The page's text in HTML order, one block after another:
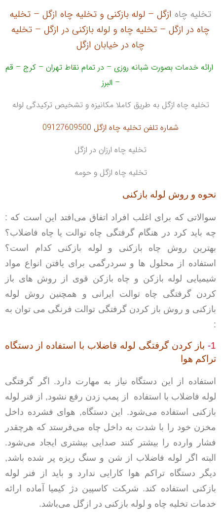
تخلیه چاه ازگل – لوله بازکنی و تخلیه چاه ازگل – تخلیه
چاه در ازگل – تخلیه چاه و لوله بازکنی در ازگل – تخلیه
چاه در خیابان ازگل
ارائه خدمات بصورت شبانه روزی – در تمام نقاط تهران – کرج – قم
– البرز
تخلیه چاه ازگل به طریق کاملا مکانیزه و تشخیص ترکیدگی لوله
شماره تلفن تخلیه چاه ازگل 09127609500
تخلیه چاه ارزان در ازگل
تخلیه چاه ازگل و حومه
نحوه و روش لوله بازکنی
سوالاتی که برای اغلب افراد اتفاق می‌افتد این است که :
چه باید کرد در هنگام گرفتگی چاه توالت یا چاه فاضلاب؟
بهترین روش چاه بازکنی و لوله بازکنی کدام است؟
استفاده از محلول ها و سردرگمی برای یافتن انواع مواد
شیمیایی لوله بازکن و چاه بازکن قوی از روش های باز
کردن گرفتگی چاه توالت ایرانی و همچنین روش لوله
بازکنی و روش باز کردن گرفتگی توالت فرنگی می توان به
:
1- باز کردن گرفتگی لوله فاضلاب با استفاده از دستگاه
تراکم هوا
استفاده از این دستگاه نیاز به مهارت دارد. اگر گرفتگی
لوله فاضلاب با استفاده از پمپ زدن رفع نشود, از فنر لوله
بازکنی استفاده می‌شود. این دستگاه, هوای فشرده داخل
مخزن خود را با شدت به داخل چاه می‌فرستد که هرچقدر
فشار وارده را بیشتر کنند صدایی بیشتری ایجاد می‌شود.
البته اگر لوله فاضلاب از شن و سنگ ریزه پر شده باشد,
دیگر دستگاه تراکم هوا کارایی ندارد و باید از فنر لوله
بازکنی استفاده کند. شر‍‍‍‍‍‍‍‍کت کاسپین دژ کیمیا آماده ارائه
خدمات تخلیه چاه و لوله بازکنی در ازگل می‌باشد.